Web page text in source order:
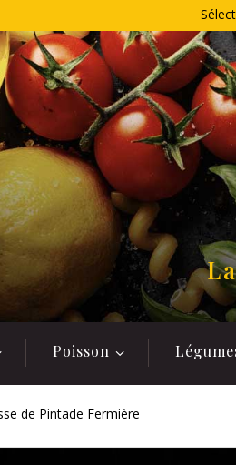
Poisson
de Pintade Fermière